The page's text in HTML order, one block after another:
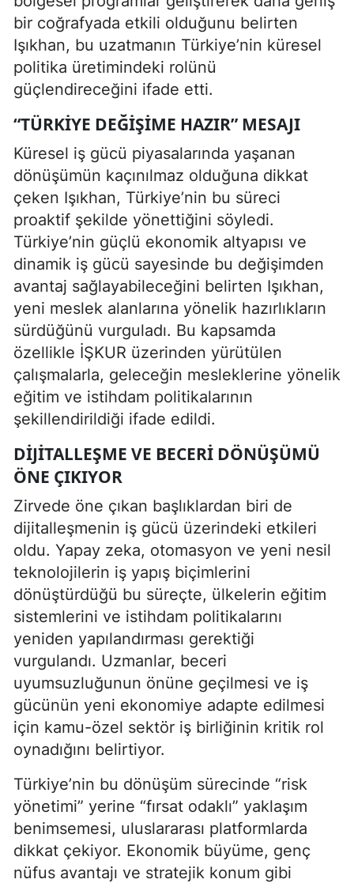
bir coğrafyada etkili olduğunu belirten
Işıkhan, bu uzatmanın Türkiye’nin küresel
politika üretimindeki rolünü
güçlendireceğini ifade etti.
“TÜRKIYE DEĞIŞIME HAZIR” MESAJI
Küresel iş gücü piyasalarında yaşanan
dönüşümün kaçınılmaz olduğuna dikkat
çeken Işıkhan, Türkiye’nin bu süreci
proaktif şekilde yönettiğini söyledi.
Türkiye’nin güçlü ekonomik altyapısı ve
dinamik iş gücü sayesinde bu değişimden
avantaj sağlayabileceğini belirten Işıkhan,
yeni meslek alanlarına yönelik hazırlıkların
sürdüğünü vurguladı. Bu kapsamda
özellikle İŞKUR üzerinden yürütülen
çalışmalarla, geleceğin mesleklerine yönelik
eğitim ve istihdam politikalarının
şekillendirildiği ifade edildi.
DIJITALLEŞME VE BECERI DÖNÜŞÜMÜ
ÖNE ÇIKIYOR
Zirvede öne çıkan başlıklardan biri de
dijitalleşmenin iş gücü üzerindeki etkileri
oldu. Yapay zeka, otomasyon ve yeni nesil
teknolojilerin iş yapış biçimlerini
dönüştürdüğü bu süreçte, ülkelerin eğitim
sistemlerini ve istihdam politikalarını
yeniden yapılandırması gerektiği
vurgulandı. Uzmanlar, beceri
uyumsuzluğunun önüne geçilmesi ve iş
gücünün yeni ekonomiye adapte edilmesi
için kamu-özel sektör iş birliğinin kritik rol
oynadığını belirtiyor.
Türkiye’nin bu dönüşüm sürecinde “risk
yönetimi” yerine “fırsat odaklı” yaklaşım
benimsemesi, uluslararası platformlarda
dikkat çekiyor. Ekonomik büyüme, genç
nüfus avantajı ve stratejik konum gibi